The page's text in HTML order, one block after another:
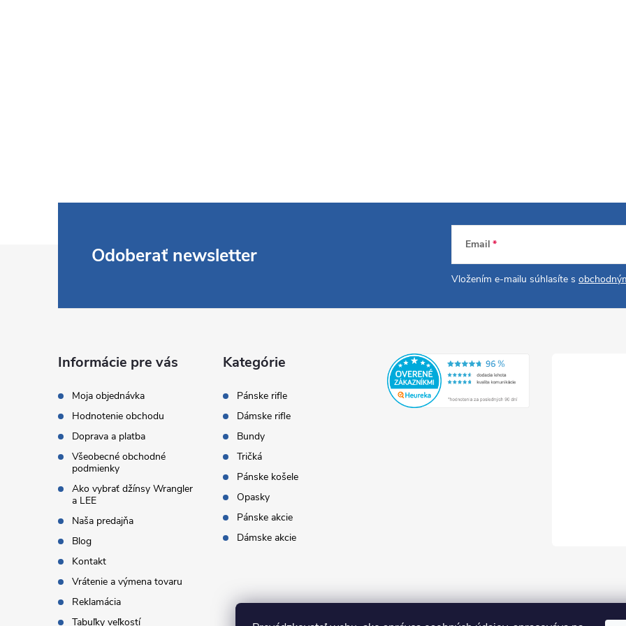
Odoberať newsletter Email
Vložením e-mailu súhlasíte s
Informácie pre vás
Moja objednávka
Hodnotenie obchodu
Doprava a platba
Všeobecné obchodné
podmienky
Ako vybrať džínsy Wrangler
a LEE
Naša predajňa
Blog
Kontakt
Vrátenie a výmena tovaru
Reklamácia
Tabuľky veľkostí
Kategórie
Pánske rifle
Dámske rifle
Bundy
Tričká
Pánske košele
Opasky
Pánske akcie
Dámske akcie